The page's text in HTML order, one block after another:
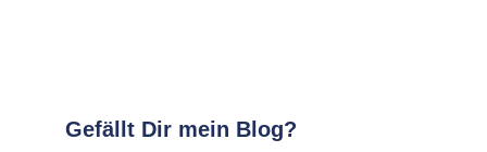
Gefällt Dir mein Blog?